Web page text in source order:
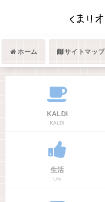
ホーム サイトマップ
KALDI
KALDI
生活
Life